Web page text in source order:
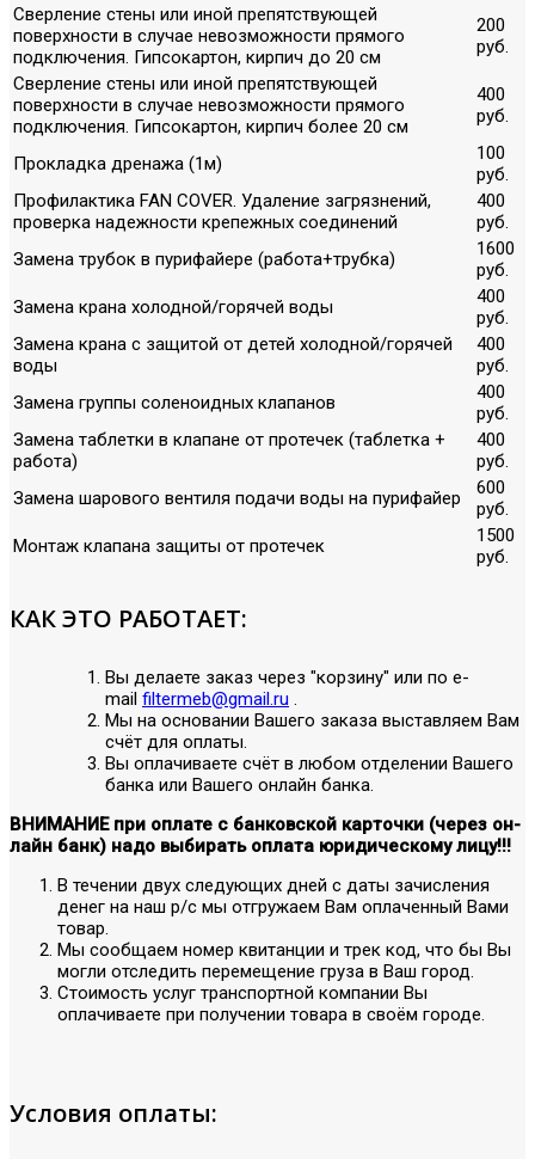
Сверление стены или иной препятствующей
поверхности в случае невозможности прямого
подключения. Гипсокартон, кирпич до 20 см
200
руб.
Сверление стены или иной препятствующей
поверхности в случае невозможности прямого
подключения. Гипсокартон, кирпич более 20 см
400
руб.
Прокладка дренажа (1м)
100
руб.
Профилактика FAN COVER. Удаление загрязнений,
проверка надежности крепежных соединений
400
руб.
Замена трубок в пурифайере (работа+трубка)
1600
руб.
Замена крана холодной/горячей воды
400
руб.
Замена крана с защитой от детей холодной/горячей
воды
400
руб.
Замена группы соленоидных клапанов
400
руб.
Замена таблетки в клапане от протечек (таблетка +
работа)
400
руб.
Замена шарового вентиля подачи воды на пурифайер
600
руб.
Монтаж клапана защиты от протечек
1500
руб.
КАК ЭТО РАБОТАЕТ:
Вы делаете заказ через "корзину" или по е-
mail filtermeb@gmail.ru .
Мы на основании Вашего заказа выставляем Вам
счёт для оплаты.
Вы оплачиваете счёт в любом отделении Вашего
банка или Вашего онлайн банка.
ВНИМАНИЕ при оплате с банковской карточки (через он-
лайн банк) надо выбирать оплата юридическому лицу!!!
В течении двух следующих дней с даты зачисления
денег на наш р/с мы отгружаем Вам оплаченный Вами
товар.
Мы сообщаем номер квитанции и трек код, что бы Вы
могли отследить перемещение груза в Ваш город.
Стоимость услуг транспортной компании Вы
оплачиваете при получении товара в своём городе.
Условия оплаты: